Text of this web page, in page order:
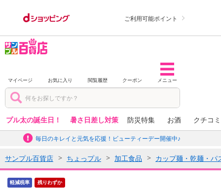
ご利用可能ポイント
マイページ お気に入り 閲覧履歴 クーポン メニュー
プル太の誕生日！ 暑さ日差し対策 防災特集 お酒 クチコ
毎日のキレイと元気を応援！ビューティーデー開催中♪
サンプル百貨店 ちょっプル 加工食品 カップ麺・乾麺・パ
軽減税率 残りわずか